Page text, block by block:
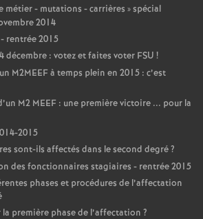
métier - mutations - carrières » spécial
2014
rentrée 2015
décembre : votez et faites voter FSU !
M2MEEF à temps plein en 2015 : c’est
M2 MEEF : une première victoire ... pour la
2015
sont-ils affectés dans le second degré?
des fonctionnaires stagiaires - rentrée 2015
phases et procédures de l’affectation
première phase de l’affectation ?